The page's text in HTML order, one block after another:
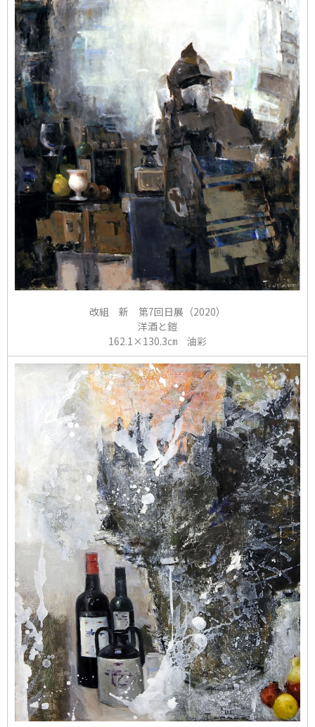
改組 新 第7回日展（2020）
洋酒と鎧
162.1×130.3㎝ 油彩